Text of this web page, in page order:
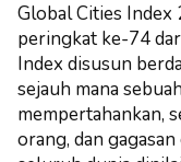
Global Cities Index
peringkat ke-74
Index disusun
sejauh mana
mempertahankan,
orang, dan